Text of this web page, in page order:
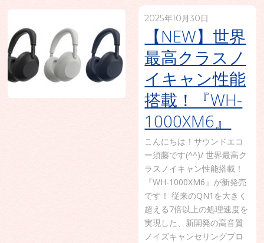
2025年10月30日
【NEW】世界
最高クラスノ
イキャン性能
搭載！『WH-
1000XM6』
こんにちは！サウンドエコ
ー須藤です(^^)/ 世界最高ク
ラスノイキャン性能搭載！
『WH-1000XM6』が新発売
です！ 従来のQN1を大きく
超える7倍以上の処理速度を
実現した、新開発の高音質
ノイズキャンセリングプロ